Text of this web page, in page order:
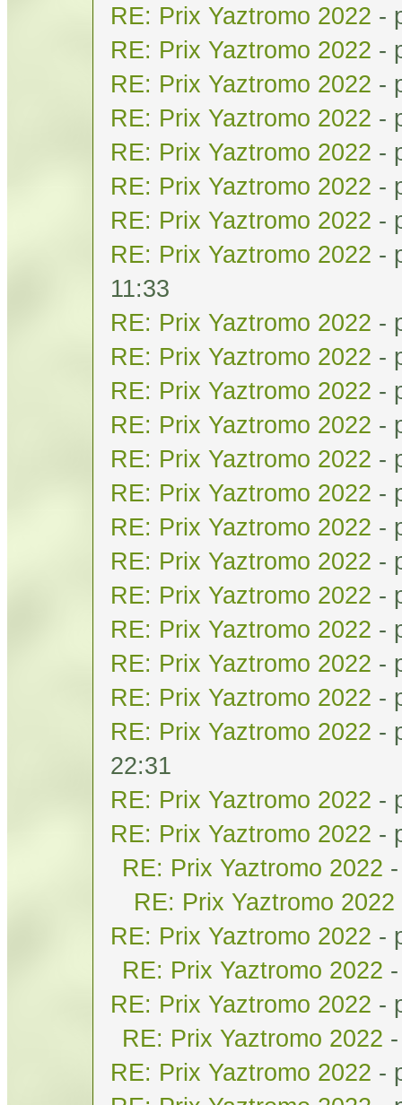
RE: Prix Yaztromo 2022 -
RE: Prix Yaztromo 2022 -
RE: Prix Yaztromo 2022 -
RE: Prix Yaztromo 2022 -
RE: Prix Yaztromo 2022 -
RE: Prix Yaztromo 2022 -
RE: Prix Yaztromo 2022 -
RE: Prix Yaztromo 2022 -
11:33
RE: Prix Yaztromo 2022 -
RE: Prix Yaztromo 2022 -
RE: Prix Yaztromo 2022 -
RE: Prix Yaztromo 2022 -
RE: Prix Yaztromo 2022 -
RE: Prix Yaztromo 2022 -
RE: Prix Yaztromo 2022 -
RE: Prix Yaztromo 2022 -
RE: Prix Yaztromo 2022 -
RE: Prix Yaztromo 2022 -
RE: Prix Yaztromo 2022 -
RE: Prix Yaztromo 2022 -
RE: Prix Yaztromo 2022 -
22:31
RE: Prix Yaztromo 2022 -
RE: Prix Yaztromo 2022 -
RE: Prix Yaztromo 2022
RE: Prix Yaztromo 2022
RE: Prix Yaztromo 2022 -
RE: Prix Yaztromo 2022
RE: Prix Yaztromo 2022 -
RE: Prix Yaztromo 2022
RE: Prix Yaztromo 2022 -